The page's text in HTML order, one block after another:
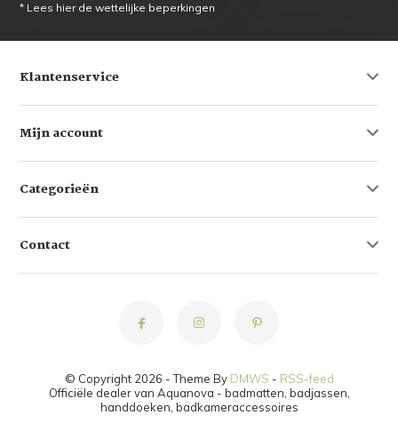
* Lees hier de wettelijke beperkingen
Klantenservice
Mijn account
Categorieën
Contact
© Copyright 2026 - Theme By DMWS - RSS-feed
Officiële dealer van Aquanova - badmatten, badjassen,
handdoeken, badkameraccessoires